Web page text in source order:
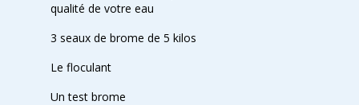
qualité de votre eau
3 seaux de brome de 5 kilos
Le floculant
Un test brome